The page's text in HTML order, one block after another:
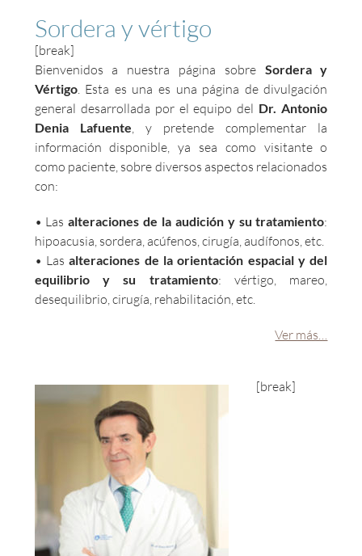
Sordera y vértigo
[break]
Bienvenidos a nuestra página sobreSordera y
Vértigo. Esta es una es una página de divulgación
general desarrollada por el equipo del Dr. Antonio
Denia Lafuente, y pretende complementar la
información disponible, ya sea como visitante o
como paciente, sobre diversos aspectos relacionados
con:
• Lasalteraciones de la audición y su tratamiento:
hipoacusia, sordera, acúfenos, cirugía, audífonos, etc.
• Lasalteraciones de la orientación espacial y del
equilibrio y su tratamiento: vértigo, mareo,
desequilibrio, cirugía, rehabilitación, etc.
Ver más…
[break]